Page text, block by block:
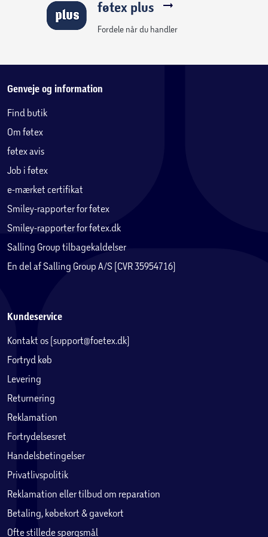
føtex plus
Fordele når du handler
Genveje og information
Find butik
Om føtex
føtex avis
Job i føtex
e-mærket certifikat
Smiley-rapporter for føtex
Smiley-rapporter for føtex.dk
Salling Group tilbagekaldelser
En del af Salling Group A/S (CVR 35954716)
Kundeservice
Kontakt os (support@foetex.dk)
Fortryd køb
Levering
Returnering
Reklamation
Fortrydelsesret
Handelsbetingelser
Privatlivspolitik
Reklamation eller tilbud om reparation
Betaling, købekort & gavekort
Ofte stillede spørgsmål